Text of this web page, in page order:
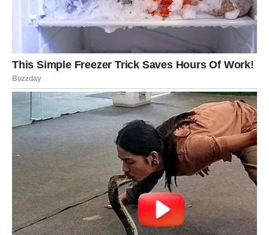
Poslovno dolazi balans – rešavanje konflikta ili uspešan
dogovor. Finansije se stabilizuju, ali izbegavajte
nepotrebne troškove.
ŠKORPIJA
Ljubav
Intenzitet raste. Odnos može postati dublji ili doći do
razotkrivanja istine. Slobodne Škorpije privlače
misterioznu osobu.
Posao